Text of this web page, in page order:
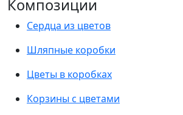
Композиции
Сердца из цветов
Шляпные коробки
Цветы в коробках
Корзины с цветами